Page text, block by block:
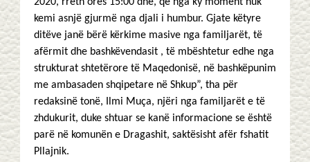
kemi asnjë gjurmë nga djali i humbur. Gjate këtyre
ditëve janë bërë kërkime masive nga familjarët, të
afërmit dhe bashkëvendasit , të mbështetur edhe nga
strukturat shtetërore të Maqedonisë, në bashkëpunim
me ambasaden shqipetare në Shkup”, tha për
redaksinë tonë, Ilmi Muça, njëri nga familjarët e të
zhdukurit, duke shtuar se kanë informacione se është
parë në komunën e Dragashit, saktësisht afër fshatit
Pllajnik.